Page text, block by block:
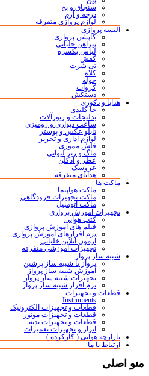
سنجاق و بج
درجه و آرم
لوازم پروازی متفرقه
البسه پروازی
کاپشن پروازی
پیراهن خلبانی
لباس یکسره
کفش
تی شرت
کلاه
حوله
کروات
دستکش
هدایا و دکوری
جا کلیدی
بدلیجات و زیورآلات
ساعت دیواری و رومیزی
تابلو عکس و پوستر
لوازم اداری و تحریر
فلش مموری
ماگ و زیر لیوانی
عطر و ادکلن
عروسک
هدایای متفرقه
ماکت ها
ماکت هواپیما
ماکت تجهیزات فرودگاهی
ماکت اتومبیل
تجهیزات آموزش پروازی
کتب هوایی
فیلم های آموزش پروازی
نرم افزارهای آموزش پروازی
آزمون آنلاین خلبانی
تجهیزات آموزشی متفرقه
شبیه ساز پرواز
پرواز با شبیه ساز پرشین
آموزش شبیه ساز پرواز
تجهیزات شبیه ساز پرواز
نرم افزار شبیه ساز پرواز
قطعات و تجهیزات
Instruments
قطعات و تجهیزات الکترونیک
قطعات و تجهیزات موتور
قطعات و تجهیزات بدنه
ابزار و تجهیزات تعمیرات
بازارچه هوایی ( کارکرده )
ارتباط با ما
منو اصلی